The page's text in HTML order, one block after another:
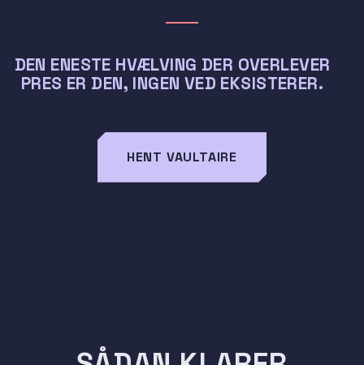
DEN ENESTE HVÆLVING DER OVERLEVER
PRES ER DEN, INGEN VED EKSISTERER.
HENT VAULTAIRE